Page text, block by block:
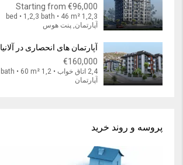
Starting from €96,000
1,2,3 bed • 1,2,3 bath • 46 m²
آپارتمان, پنت هوس
آپارتمان های انحصاری در آلانیا
€160,000
2,4 اتاق خواب • 1,2 bath • 60 m²
آپارتمان
پروسه و روند خرید